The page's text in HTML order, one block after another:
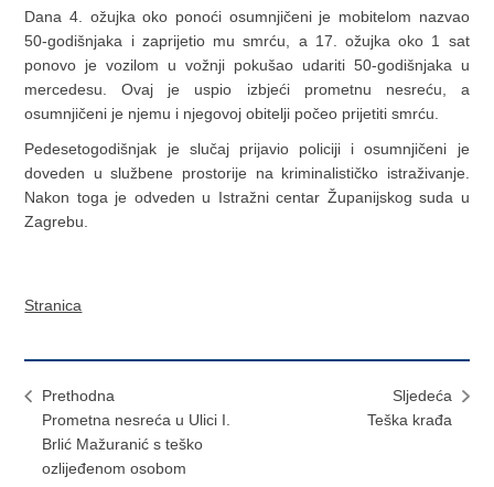
Dana 4. ožujka oko ponoći osumnjičeni je mobitelom nazvao
50-godišnjaka i zaprijetio mu smrću, a 17. ožujka oko 1 sat
ponovo je vozilom u vožnji pokušao udariti 50-godišnjaka u
mercedesu. Ovaj je uspio izbjeći prometnu nesreću, a
osumnjičeni je njemu i njegovoj obitelji počeo prijetiti smrću.
Pedesetogodišnjak je slučaj prijavio policiji i osumnjičeni je
doveden u službene prostorije na kriminalističko istraživanje.
Nakon toga je odveden u Istražni centar Županijskog suda u
Zagrebu.
Stranica
Prethodna
Prometna nesreća u Ulici I.
Brlić Mažuranić s teško
ozlijeđenom osobom
Sljedeća
Teška krađa